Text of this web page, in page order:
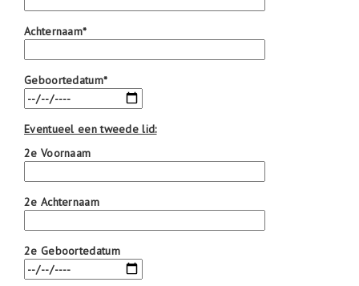
Achternaam*
Geboortedatum*
Eventueel een tweede lid:
2e Voornaam
2e Achternaam
2e Geboortedatum